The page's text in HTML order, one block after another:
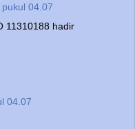
04.07
11310188 hadir
04.07